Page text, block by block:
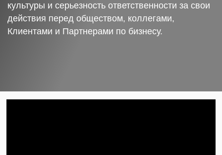
культуры и серьезность ответственности за свои
действия перед обществом, коллегами,
Клиентами и Партнерами по бизнесу.